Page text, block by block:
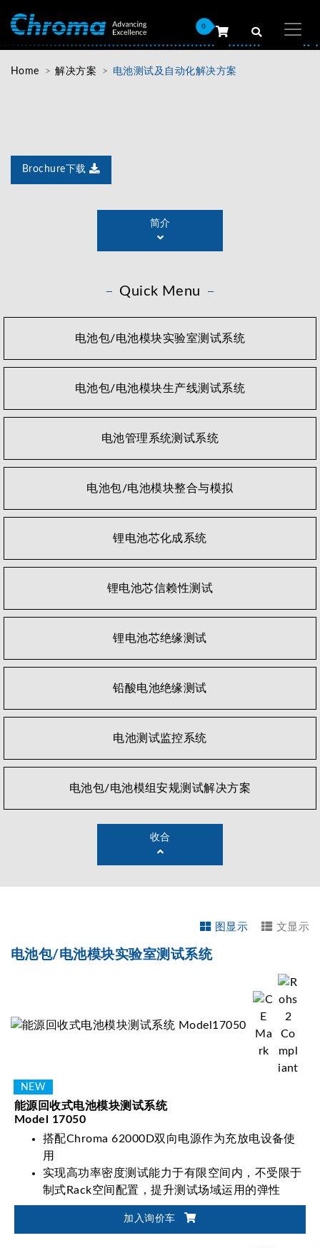
0
Home 解决方案 电池测试及自动化解决方案
Brochure下载
化物流和制造资讯管理的结合。将电芯化成整合到一条生
产线中，电芯移动至每一个测试站点进行自动化条码绑
定、充放电、OCV/ACR/DCIR测试、NG选择、AOI检查
充放电测试对于评估锂电池的性能和健康状态是必要的，
需要一套测量准确、稳定、安全、操作方便的可靠性测试
系统。 Chroma提供符合这些标准的电池测试系统，同时
Chroma的电池模块与电池包测试解决方案包含具备BMS
车电能储存。依据电池验证或生产需要，可灵活配置测试
通道数量与功率，并将放电能量回收至电网。充放电电流
与高频取样有助于对电池寿命进行正确分析。 BMS 与电
池包终端测试系统广泛应用于电池包生产线，提供可程式
信号通讯与保护功能。
简介
Quick Menu
电池包/电池模块实验室测试系统
电池包/电池模块生产线测试系统
电池管理系统测试系统
电池包/电池模块整合与模拟
锂电池芯化成系统
锂电池芯信赖性测试
锂电池芯绝缘测试
铅酸电池绝缘测试
电池测试监控系统
电池包/电池模组安规测试解决方案
收合
图显示 文显示
电池包/电池模块实验室测试系统
能源回收式电池模块测试系统
Model 17050
搭配Chroma 62000D双向电源作为充放电设备使
用
实现高功率密度测试能力于有限空间内，不受限于
制式Rack空间配置，提升测试场域运用的弹性
加入询价车